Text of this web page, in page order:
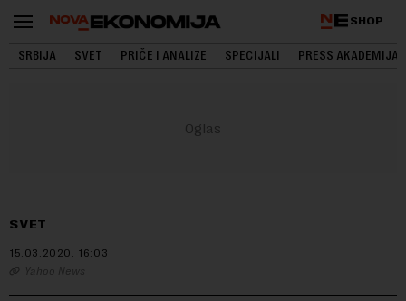
SHOP
SRBIJA SVET PRIČE I ANALIZE SPECIJALI PRESS AKADEMIJA
SVET
15.03.2020. 16:03
Yahoo News